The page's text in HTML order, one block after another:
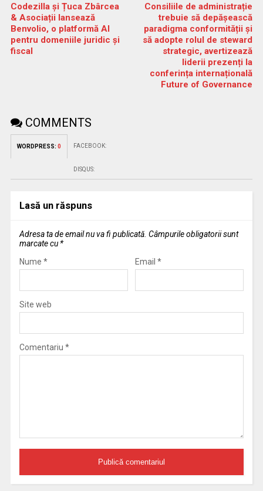
Codezilla și Țuca Zbârcea
& Asociații lansează
Benvolio, o platformă AI
pentru domeniile juridic și
fiscal
Consiliile de administrație
trebuie să depășească
paradigma conformității și
să adopte rolul de steward
strategic, avertizează
liderii prezenți la
conferința internațională
Future of Governance
COMMENTS
WORDPRESS: 0 FACEBOOK:
DISQUS:
Lasă un răspuns
Adresa ta de email nu va fi publicată. Câmpurile obligatorii sunt
marcate cu *
Nume * Email *
Site web
Comentariu *